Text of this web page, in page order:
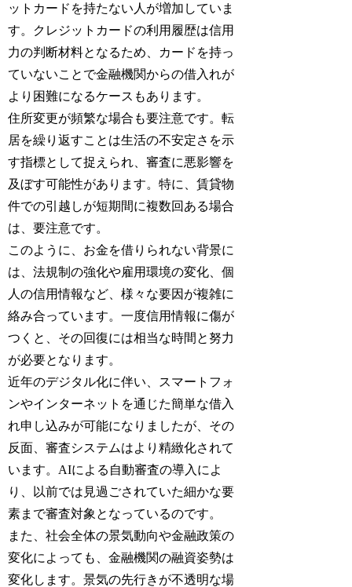
ットカードを持たない人が増加していま
す。クレジットカードの利用履歴は信用
力の判断材料となるため、カードを持っ
ていないことで金融機関からの借入れが
より困難になるケースもあります。
住所変更が頻繁な場合も要注意です。転
居を繰り返すことは生活の不安定さを示
す指標として捉えられ、審査に悪影響を
及ぼす可能性があります。特に、賃貸物
件での引越しが短期間に複数回ある場合
は、要注意です。
このように、お金を借りられない背景に
は、法規制の強化や雇用環境の変化、個
人の信用情報など、様々な要因が複雑に
絡み合っています。一度信用情報に傷が
つくと、その回復には相当な時間と努力
が必要となります。
近年のデジタル化に伴い、スマートフォ
ンやインターネットを通じた簡単な借入
れ申し込みが可能になりましたが、その
反面、審査システムはより精緻化されて
います。AIによる自動審査の導入によ
り、以前では見過ごされていた細かな要
素まで審査対象となっているのです。
また、社会全体の景気動向や金融政策の
変化によっても、金融機関の融資姿勢は
変化します。景気の先行きが不透明な場